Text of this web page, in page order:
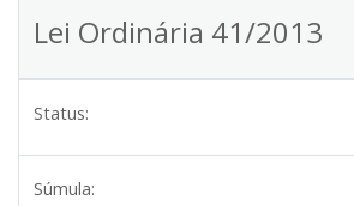
Lei Ordinária 41/2013
Status:
Súmula: